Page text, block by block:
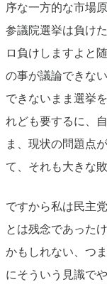
序な一方的な市場
参議院選挙は負け
ロ負けしますよと
の事が議論できな
できないまま選挙
れども要するに、
ま、現状の問題点
て、それも大きな
ですから私は民主
とは残念であった
かもしれない、つ
にそういう見識で